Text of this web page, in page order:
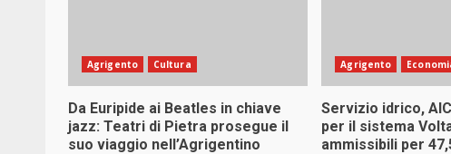
Agrigento Cultura
Da Euripide ai Beatles in chiave
jazz: Teatri di Pietra prosegue il
suo viaggio nell’Agrigentino
Agrigento
Servizio idrico,
per il sistema
ammissibili per